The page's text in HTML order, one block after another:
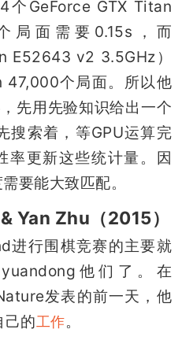
个GeForce GTX Titan
局面需要0.15s，而
E52643 v2 3.5GHz）
个局面。所以他
先用先验知识给出一个
搜索着，等GPU运算完
率更新这些统计量。因
要能大致匹配。
Yan Zhu（2015）
进行围棋竞赛的主要就
他们了。在
发表的前一天，他
的工作。